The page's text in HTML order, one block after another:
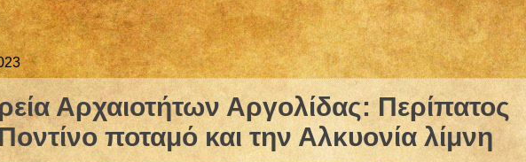
Αρχαιοτήτων Αργολίδας: Περίπατος
ποταμό και την Αλκυονία λίμνη